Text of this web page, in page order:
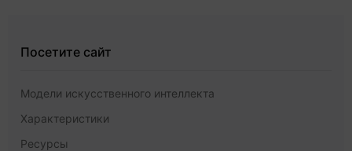
Посетите сайт
Модели искусственного интеллекта
Характеристики
Ресурсы